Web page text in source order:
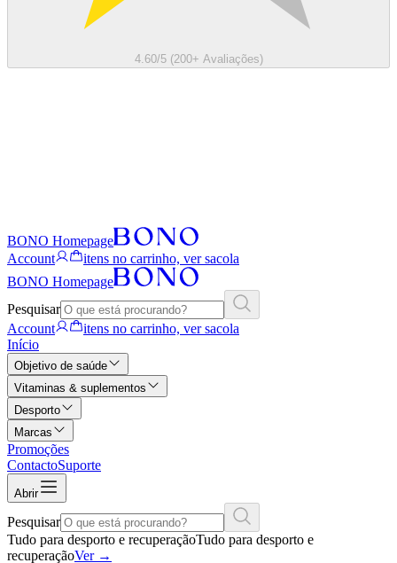
4.60/5 (200+ Avaliações)
BONO Homepage
Account
itens no carrinho, ver sacola
BONO Homepage
Pesquisar
Account
itens no carrinho, ver sacola
Início
Objetivo de saúde
Vitaminas & suplementos
Desporto
Marcas
Promoções
ContactoSuporte
Abrir
Pesquisar
Tudo para desporto e recuperaçãoTudo para desporto e
recuperaçãoVer →